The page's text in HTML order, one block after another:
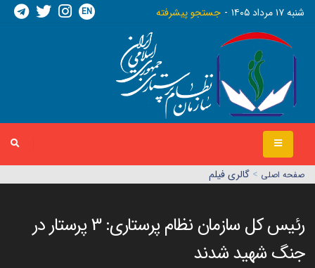
شنبه ١٧ مرداد ١٤٠٥ جستجو پیشرفته EN
صفحه اصلي > گالری فیلم
رئیس کل سازمان نظام پرستاری: 3 پرستار در
جنگ شهید شدند